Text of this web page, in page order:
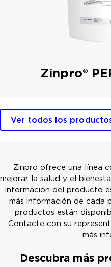
Zinpro®
Ver todos los
Zinpro ofrece una línea
mejorar la salud y el
información del producto
más información de cada
productos están
Contacte con su
más
Descubra más